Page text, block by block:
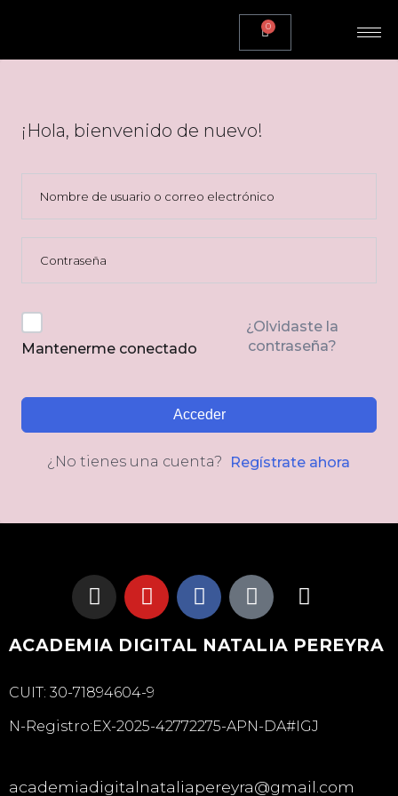
0
¡Hola, bienvenido de nuevo!
Mantenerme conectado
¿Olvidaste la
contraseña?
Acceder
¿No tienes una cuenta? Regístrate ahora
ACADEMIA DIGITAL NATALIA PEREYRA
CUIT: 30-71894604-9
N-Registro:EX-2025-42772275-APN-DA#IGJ
academiadigitalnataliapereyra@gmail.com